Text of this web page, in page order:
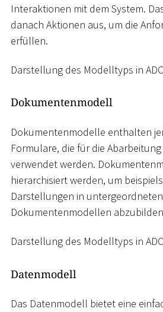
Interaktionen mit dem System.
danach Aktionen aus, um die
erfüllen.
Darstellung des Modelltyps in
Dokumentenmodell
Dokumentenmodelle enthalten
Formulare, die für die
verwendet werden.
hierarchisiert werden, um
Darstellungen in untergeordneten
Dokumentenmodellen
Darstellung des Modelltyps in
Datenmodell
Das Datenmodell bietet eine